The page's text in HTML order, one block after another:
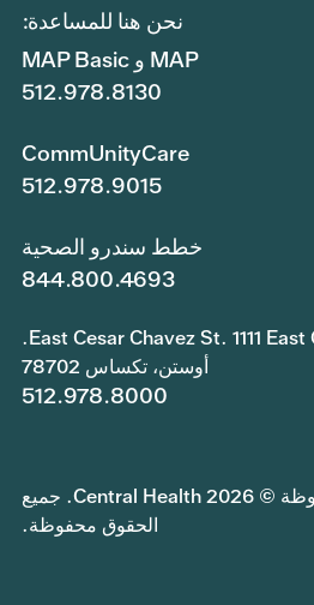
نحن هنا للمساعدة:
MAP و MAP Basic
512.978.8130
CommUnityCare
512.978.9015
خطط سندرو الصحية
844.800.4693
أوستن، تكساس 78702
512.978.8000
جميع الحقوق محفوظة © 2026 Central Health. جميع
الحقوق محفوظة.